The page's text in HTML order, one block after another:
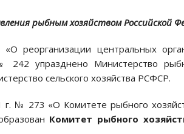
рыбным хозяйством Российской
реорганизации центральных
упразднено Министерство
сельского хозяйства РСФСР.
№ 273 «О Комитете рыбного
Комитет рыбного